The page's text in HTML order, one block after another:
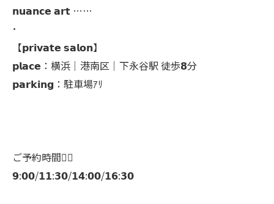
𝗻𝘂𝗮𝗻𝗰𝗲 𝗮𝗿𝘁 ……
･
【𝗽𝗿𝗶𝘃𝗮𝘁𝗲 𝘀𝗮𝗹𝗼𝗻】
𝗽𝗹𝗮𝗰𝗲：横浜│港南区│下永谷駅 徒歩𝟴分
𝗽𝗮𝗿𝗸𝗶𝗻𝗴：駐車場ｱﾘ
ご予約時間👇🏻
𝟵:𝟬𝟬/𝟭𝟭:𝟯𝟬/𝟭𝟰:𝟬𝟬/𝟭𝟲:𝟯𝟬